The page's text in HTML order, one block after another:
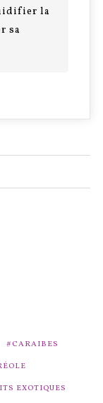
la
sa
CARAIBES
EXOTIQUES